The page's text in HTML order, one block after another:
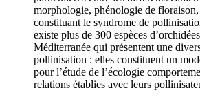
morphologie, phénologie de floraison,
constituant le syndrome de
existe plus de 300 espèces
Méditerranée qui présentent une
pollinisation : elles constituent un
pour l’étude de l’écologie
relations établies avec leurs